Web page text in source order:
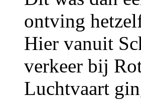
ontving
Hier vanuit
verkeer bij
Luchtvaart